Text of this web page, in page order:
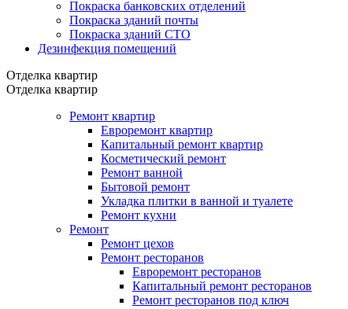
Покраска банковских отделений
Покраска зданий почты
Покраска зданий СТО
Дезинфекция помещений
Отделка квартир
Отделка квартир
Ремонт квартир
Евроремонт квартир
Капитальный ремонт квартир
Косметический ремонт
Ремонт ванной
Бытовой ремонт
Укладка плитки в ванной и туалете
Ремонт кухни
Ремонт
Ремонт цехов
Ремонт ресторанов
Евроремонт ресторанов
Капитальный ремонт ресторанов
Ремонт ресторанов под ключ